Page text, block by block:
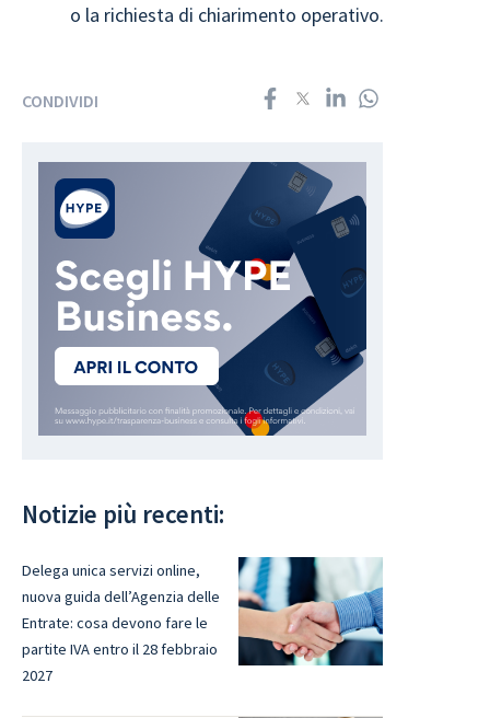
o la richiesta di chiarimento operativo.
CONDIVIDI
Notizie più recenti:
Delega unica servizi online,
nuova guida dell’Agenzia delle
Entrate: cosa devono fare le
partite IVA entro il 28 febbraio
2027